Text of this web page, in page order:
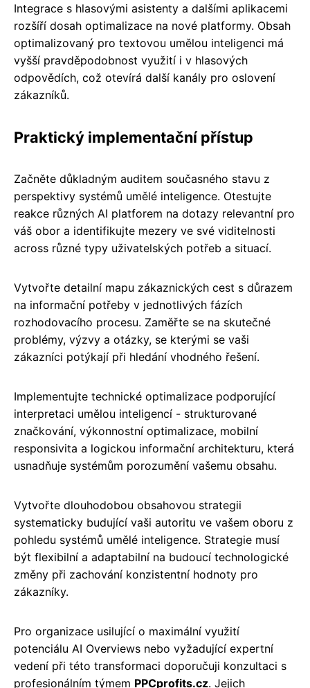
Integrace s hlasovými asistenty a dalšími aplikacemi
rozšíří dosah optimalizace na nové platformy. Obsah
optimalizovaný pro textovou umělou inteligenci má
vyšší pravděpodobnost využití i v hlasových
odpovědích, což otevírá další kanály pro oslovení
zákazníků.
Praktický implementační přístup
Začněte důkladným auditem současného stavu z
perspektivy systémů umělé inteligence. Otestujte
reakce různých AI platforem na dotazy relevantní pro
váš obor a identifikujte mezery ve své viditelnosti
across různé typy uživatelských potřeb a situací.
Vytvořte detailní mapu zákaznických cest s důrazem
na informační potřeby v jednotlivých fázích
rozhodovacího procesu. Zaměřte se na skutečné
problémy, výzvy a otázky, se kterými se vaši
zákazníci potýkají při hledání vhodného řešení.
Implementujte technické optimalizace podporující
interpretaci umělou inteligencí - strukturované
značkování, výkonnostní optimalizace, mobilní
responsivita a logickou informační architekturu, která
usnadňuje systémům porozumění vašemu obsahu.
Vytvořte dlouhodobou obsahovou strategii
systematicky budující vaši autoritu ve vašem oboru z
pohledu systémů umělé inteligence. Strategie musí
být flexibilní a adaptabilní na budoucí technologické
změny při zachování konzistentní hodnoty pro
zákazníky.
Pro organizace usilující o maximální využití
potenciálu AI Overviews nebo vyžadující expertní
vedení při této transformaci doporučuji konzultaci s
profesionálním týmem PPCprofits.cz. Jejich